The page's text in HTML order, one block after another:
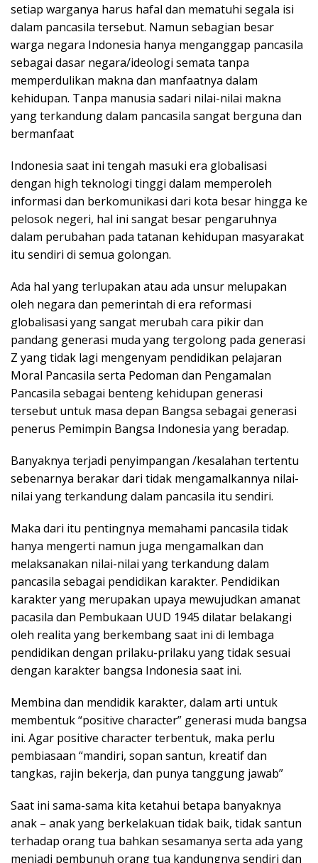
setiap warganya harus hafal dan mematuhi segala isi
dalam pancasila tersebut. Namun sebagian besar
warga negara Indonesia hanya menganggap pancasila
sebagai dasar negara/ideologi semata tanpa
memperdulikan makna dan manfaatnya dalam
kehidupan. Tanpa manusia sadari nilai-nilai makna
yang terkandung dalam pancasila sangat berguna dan
bermanfaat
Indonesia saat ini tengah masuki era globalisasi
dengan high teknologi tinggi dalam memperoleh
informasi dan berkomunikasi dari kota besar hingga ke
pelosok negeri, hal ini sangat besar pengaruhnya
dalam perubahan pada tatanan kehidupan masyarakat
itu sendiri di semua golongan.
Ada hal yang terlupakan atau ada unsur melupakan
oleh negara dan pemerintah di era reformasi
globalisasi yang sangat merubah cara pikir dan
pandang generasi muda yang tergolong pada generasi
Z yang tidak lagi mengenyam pendidikan pelajaran
Moral Pancasila serta Pedoman dan Pengamalan
Pancasila sebagai benteng kehidupan generasi
tersebut untuk masa depan Bangsa sebagai generasi
penerus Pemimpin Bangsa Indonesia yang beradap.
Banyaknya terjadi penyimpangan /kesalahan tertentu
sebenarnya berakar dari tidak mengamalkannya nilai-
nilai yang terkandung dalam pancasila itu sendiri.
Maka dari itu pentingnya memahami pancasila tidak
hanya mengerti namun juga mengamalkan dan
melaksanakan nilai-nilai yang terkandung dalam
pancasila sebagai pendidikan karakter. Pendidikan
karakter yang merupakan upaya mewujudkan amanat
pacasila dan Pembukaan UUD 1945 dilatar belakangi
oleh realita yang berkembang saat ini di lembaga
pendidikan dengan prilaku-prilaku yang tidak sesuai
dengan karakter bangsa Indonesia saat ini.
Membina dan mendidik karakter, dalam arti untuk
membentuk “positive character” generasi muda bangsa
ini. Agar positive character terbentuk, maka perlu
pembiasaan “mandiri, sopan santun, kreatif dan
tangkas, rajin bekerja, dan punya tanggung jawab”
Saat ini sama-sama kita ketahui betapa banyaknya
anak – anak yang berkelakuan tidak baik, tidak santun
terhadap orang tua bahkan sesamanya serta ada yang
menjadi pembunuh orang tua kandungnya sendiri dan